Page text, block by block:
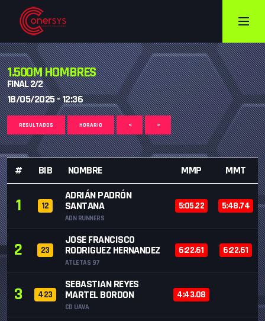
1.500M HOMBRES
FINAL 2/2
18/05/2025 - 12:36
RESULTADOS HORARIO < >
# BIB NOMBRE MMP MMT
1 12
ADRIÁN PADRÓN
SANTANA
ADN RUNNERS
5:05.22 5:48.74
2 23
JOSE FRANCISCO
RODRIGUEZ HERNANDEZ
ATLETAS 97
6:22.61 6:22.61
3 423
SEBASTIAN REYES
MARTEL BORDON
CD UAVA
4:43.08